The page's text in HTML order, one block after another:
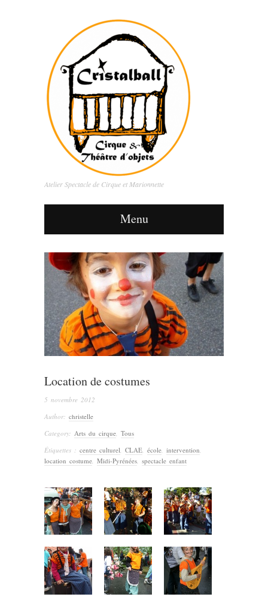
Atelier Spectacle de Cirque et Marionnette
Menu
Location de costumes
5 novembre 2012
Author: christelle
Category: Arts du cirque Tous
Étiquettes : centre culturel CLAE école intervention
location costume Midi-Pyrénées spectacle enfant